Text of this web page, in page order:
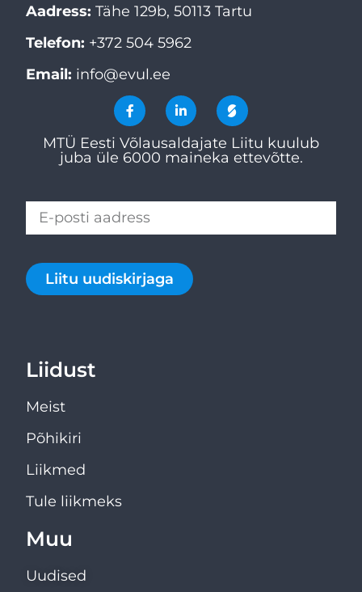
Aadress: Tähe 129b, 50113 Tartu
Telefon: +372 504 5962
Email: info@evul.ee
MTÜ Eesti Võlausaldajate Liitu kuulub
juba üle 6000 maineka ettevõtte.
Liitu uudiskirjaga
Liidust
Meist
Põhikiri
Liikmed
Tule liikmeks
Muu
Uudised